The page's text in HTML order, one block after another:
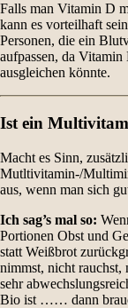
Falls man Vitamin D
kann es vorteilhaft
Personen, die ein
aufpassen, da
ausgleichen könnte.
Ist ein
Macht es Sinn,
Mutltivitamin-/
aus, wenn man sich
Ich sag’s mal so:
Portionen Obst und
statt Weißbrot
nimmst, nicht
sehr
Bio ist …… dann